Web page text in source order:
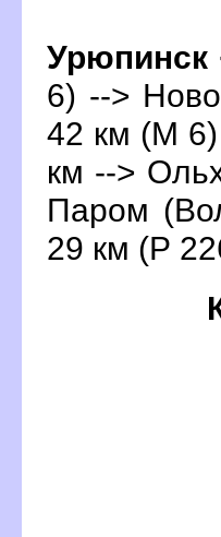
Урюпинск
6) -->
42 км (М
км -->
Паром
29 км (Р